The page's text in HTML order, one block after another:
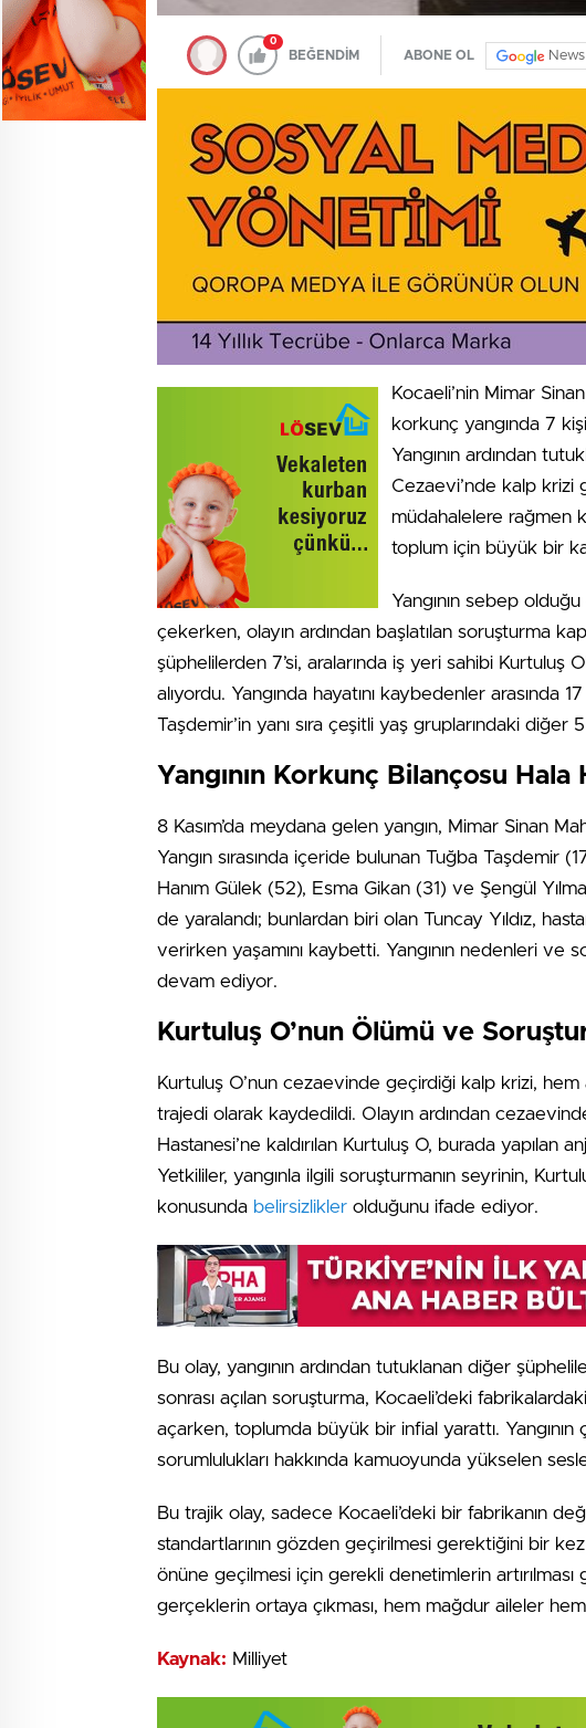
0
BEĞENDİM ABONE OL News
Kocaeli’nin Mimar
korkunç yangında 7
Yangının ardından
Cezaevi’nde kalp krizi
müdahalelere rağmen
toplum için büyük bir
Yangının sebep
çekerken, olayın ardından başlatılan soruşturma
şüphelilerden 7’si, aralarında iş yeri sahibi Kurtuluş
alıyordu. Yangında hayatını kaybedenler arasında
Taşdemir’in yanı sıra çeşitli yaş gruplarındaki diğer
Yangının Korkunç Bilançosu Hala
8 Kasım’da meydana gelen yangın, Mimar Sinan
Yangın sırasında içeride bulunan Tuğba Taşdemir
Hanım Gülek (52), Esma Gikan (31) ve Şengül
de yaralandı; bunlardan biri olan Tuncay Yıldız,
verirken yaşamını kaybetti. Yangının nedenleri ve
devam ediyor.
Kurtuluş O’nun Ölümü ve
Kurtuluş O’nun cezaevinde geçirdiği kalp krizi,
trajedi olarak kaydedildi. Olayın ardından
Hastanesi’ne kaldırılan Kurtuluş O, burada yapılan
Yetkililer, yangınla ilgili soruşturmanın seyrinin,
konusunda belirsizlikler olduğunu ifade ediyor.
Bu olay, yangının ardından tutuklanan diğer
sonrası açılan soruşturma, Kocaeli’deki
açarken, toplumda büyük bir infial yarattı. Yangının
sorumlulukları hakkında kamuoyunda yükselen
Bu trajik olay, sadece Kocaeli’deki bir fabrikanın
standartlarının gözden geçirilmesi gerektiğini bir
önüne geçilmesi için gerekli denetimlerin artırılması
gerçeklerin ortaya çıkması, hem mağdur aileler
Kaynak: Milliyet